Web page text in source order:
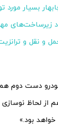
بسیار مورد
زیرساخت‌های
و نقل و
دست دوم
از لحاظ
بود.»